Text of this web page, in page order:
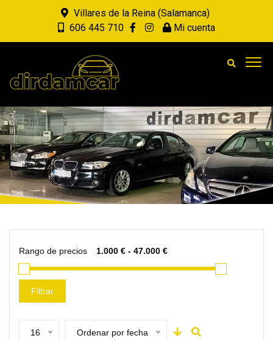
Villares de la Reina (Salamanca)
606 445 710
Mi cuenta
Rango de precios
Filtrar
16 Ordenar por fecha